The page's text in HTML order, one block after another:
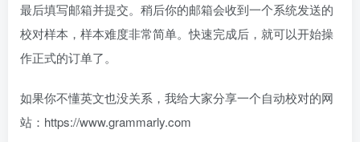
最后填写邮箱并提交。稍后你的邮箱会收到一个系统发送的
校对样本，样本难度非常简单。快速完成后，就可以开始操
作正式的订单了。
如果你不懂英文也没关系，我给大家分享一个自动校对的网
站：https://www.grammarly.com